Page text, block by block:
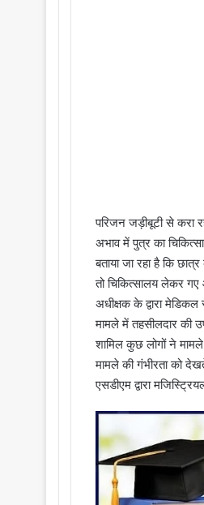
परिजन जड़ीबूटी से करा
अभाव में पुत्र का
बताया जा रहा है कि
तो चिकित्सालय लेकर गए
अधीक्षक के द्वारा मेडिकल
मामले में तहसीलदार की
शामिल कुछ लोगों ने
मामले की गंभीरता को
एसडीएम द्वारा